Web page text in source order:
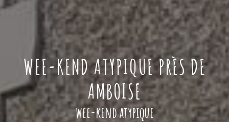
WEE-KEND ATYPIQUE PRÈS DE
AMBOISE
wee-kend atypique